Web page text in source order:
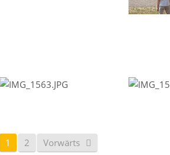
1 2 Vorwärts